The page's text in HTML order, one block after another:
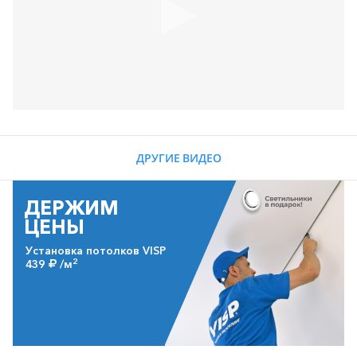
ДРУГИЕ ВИДЕО
ДЕРЖИМ
ЦЕНЫ
Установка потолков VISP
439
/м2